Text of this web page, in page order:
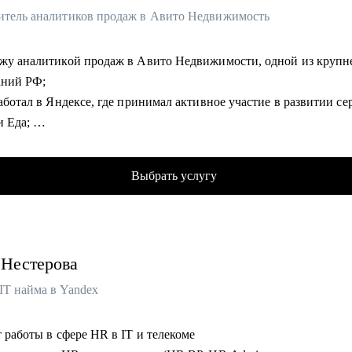
аналитиков продаж в Авито Недвижимость
аналитикой продаж в Авито Недвижимости, одной из
РФ;
в Яндексе, где принимал активное участие в развитии
Еда;
и успешно работаю удаленно;
лицензии частого пилота;
консультацию понятно, доступно и в дружеской форме. Заряд
Выбрать услугу
Нестерова
найма в Yandex
работы в сфере HR в IT и телекоме